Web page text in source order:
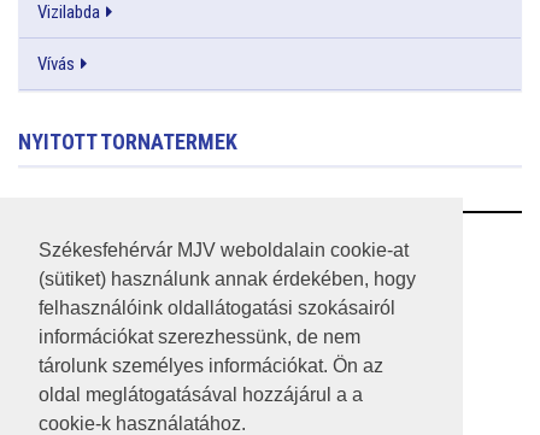
Székesfehérvár MJV weboldalain cookie-at
(sütiket) használunk annak érdekében, hogy
felhasználóink oldallátogatási szokásairól
információkat szerezhessünk, de nem
tárolunk személyes információkat. Ön az
oldal meglátogatásával hozzájárul a a
cookie-k használatához.
Vizilabda
Vívás
NYITOTT TORNATERMEK
RSS
A HONLAP 2017.03.31-I ÁLLAPOTA
JOGI NYILATKOZAT
IMPRESSZUM